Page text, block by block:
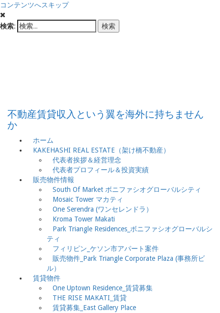
コンテンツへスキップ
検索:
不動産賃貸収入という翼を海外に持ちません
か
ホーム
KAKEHASHI REAL ESTATE（架け橋不動産）
代表者挨拶＆経営理念
代表者プロフィール＆投資実績
販売物件情報
South Of Market ボニファシオグローバルシティ
Mosaic Tower マカティ
One Serendra (ワンセレンドラ）
Kroma Tower Makati
Park Triangle Residences_ボニファシオグローバルシ
ティ
フィリピン_ケソン市アパート案件
販売物件_Park Triangle Corporate Plaza (事務所ビ
ル）
賃貸物件
One Uptown Residence_賃貸募集
THE RISE MAKATI_賃貸
賃貸募集_East Gallery Place